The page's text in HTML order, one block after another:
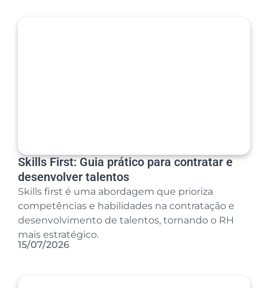
Skills First: Guia prático para contratar e
desenvolver talentos
Skills first é uma abordagem que prioriza
competências e habilidades na contratação e
desenvolvimento de talentos, tornando o RH
mais estratégico.
15/07/2026